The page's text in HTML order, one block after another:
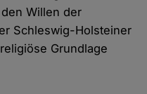
Willen der
Schleswig-Holsteiner
Grundlage